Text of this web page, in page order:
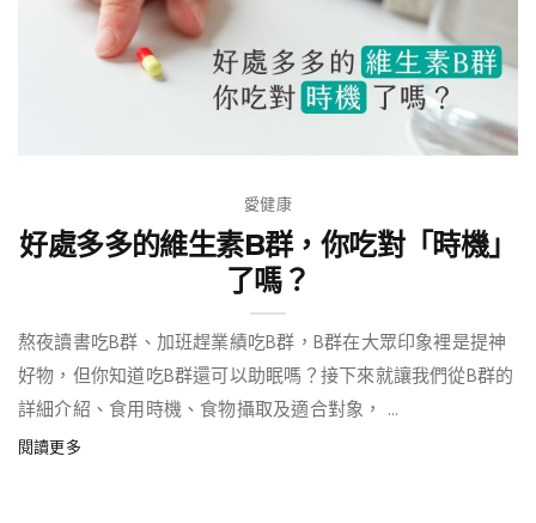
愛健康
好處多多的維生素B群，你吃對「時機」
了嗎？
熬夜讀書吃B群、加班趕業績吃B群，B群在大眾印象裡是提神
好物，但你知道吃B群還可以助眠嗎？接下來就讓我們從B群的
詳細介紹、食用時機、食物攝取及適合對象， ...
閱讀更多